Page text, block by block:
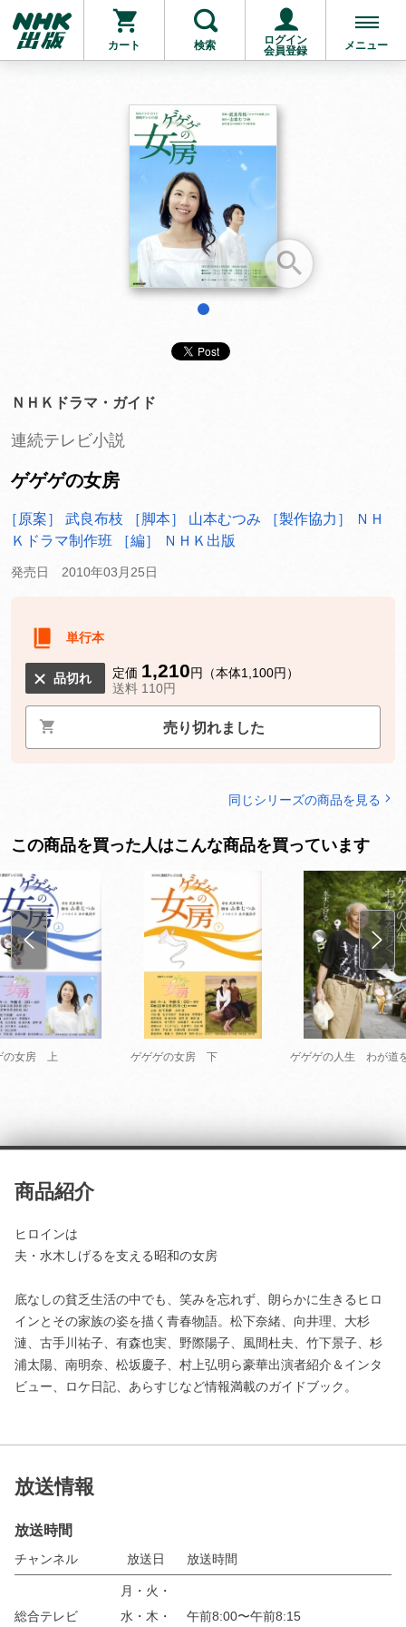
カート 検索
ログイン
会員登録
メニュー
お支払いに進む
他にも商品を買う
ＮＨＫドラマ・ガイド
連続テレビ小説
ゲゲゲの女房
［原案］ 武良布枝 ［脚本］ 山本むつみ
［製作協力］ ＮＨ
Ｋドラマ制作班
［編］ ＮＨＫ出版
発売日 2010年03月25日
単行本
品切れ 定価 1,210円（本体1,100円）
送料 110円
売り切れました
同じシリーズの商品を見る
この商品を買った人はこんな商品を買っています
の女房 上 ゲゲゲの女房 下 ゲゲゲの人生 わが道
商品紹介
ヒロインは
夫・水木しげるを支える昭和の女房
底なしの貧乏生活の中でも、笑みを忘れず、朗らかに生きるヒロ
インとその家族の姿を描く青春物語。松下奈緒、向井理、大杉
漣、古手川祐子、有森也実、野際陽子、風間杜夫、竹下景子、杉
浦太陽、南明奈、松坂慶子、村上弘明ら豪華出演者紹介＆インタ
ビュー、ロケ日記、あらすじなど情報満載のガイドブック。
放送情報
放送時間
チャンネル 放送日 放送時間
総合テレビ
月・火・
水・木・
午前8:00〜午前8:15